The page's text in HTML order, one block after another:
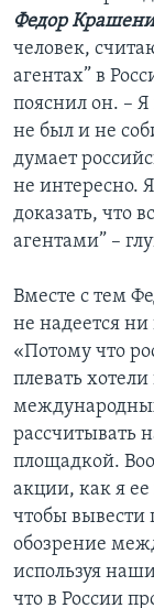
Федор
человек,
агентах” в
пояснил он. –
не был и не
думает
не интересно.
доказать, что
агентами” –
Вместе с тем
не надеется ни
«Потому что
плевать
рассчитывать
площадкой.
акции, как я
чтобы вывести
обозрение
используя
что в России